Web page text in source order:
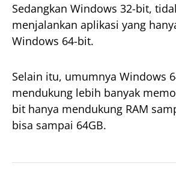
Sedangkan Windows 32-bit,
menjalankan aplikasi yang
Windows 64-bit.
Selain itu, umumnya Windows
mendukung lebih banyak
bit hanya mendukung RAM
bisa sampai 64GB.